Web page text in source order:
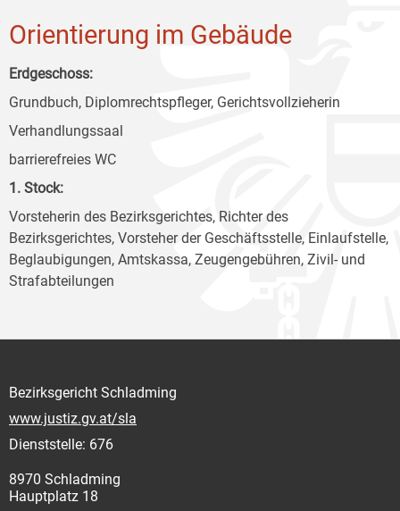
Orientierung im Gebäude
Erdgeschoss:
Grundbuch, Diplomrechtspfleger, Gerichtsvollzieherin
Verhandlungssaal
barrierefreies WC
1. Stock:
Vorsteherin des Bezirksgerichtes, Richter des
Bezirksgerichtes, Vorsteher der Geschäftsstelle, Einlaufstelle,
Beglaubigungen, Amtskassa, Zeugengebühren, Zivil- und
Strafabteilungen
Bezirksgericht Schladming
www.justiz.gv.at/sla
Dienststelle: 676
8970 Schladming
Hauptplatz 18